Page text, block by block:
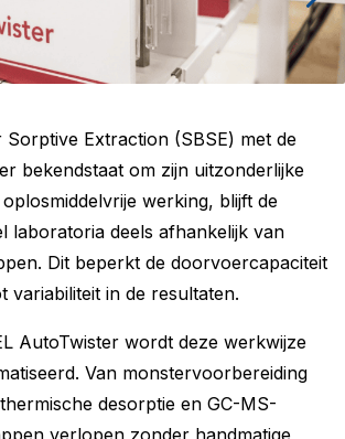
Extraction (SBSE) met de
bekendstaat om zijn uitzonderlijke
werking, blijft de
laboratoria deels afhankelijk van
Dit beperkt de doorvoercapaciteit
variabiliteit in de resultaten.
AutoTwister wordt deze werkwijze
Van monstervoorbereiding
desorptie en GC-MS-
verlopen zonder handmatige